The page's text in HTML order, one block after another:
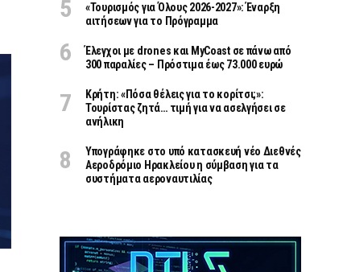
«Τουρισμός για Όλους 2026-2027»: Έναρξη
αιτήσεων για το Πρόγραμμα
Έλεγχοι με drones και MyCoast σε πάνω από
300 παραλίες – Πρόστιμα έως 73.000 ευρώ
Κρήτη: «Πόσα θέλεις για το κορίτσι;»:
Τουρίστας ζητά… τιμή για να ασελγήσει σε
ανήλικη
Υπογράφηκε στο υπό κατασκευή νέο Διεθνές
Αεροδρόμιο Ηρακλείου η σύμβαση για τα
συστήματα αεροναυτιλίας